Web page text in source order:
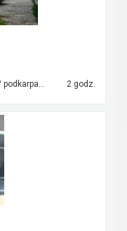
2 godz.